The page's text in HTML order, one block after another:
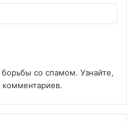
борьбы со спамом. Узнайте,
комментариев.